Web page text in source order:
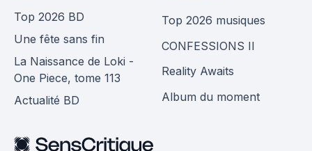
Top 2026 BD
Une fête sans fin
La Naissance de Loki -
One Piece, tome 113
Actualité BD
Top 2026 musiques
CONFESSIONS II
Reality Awaits
Album du moment